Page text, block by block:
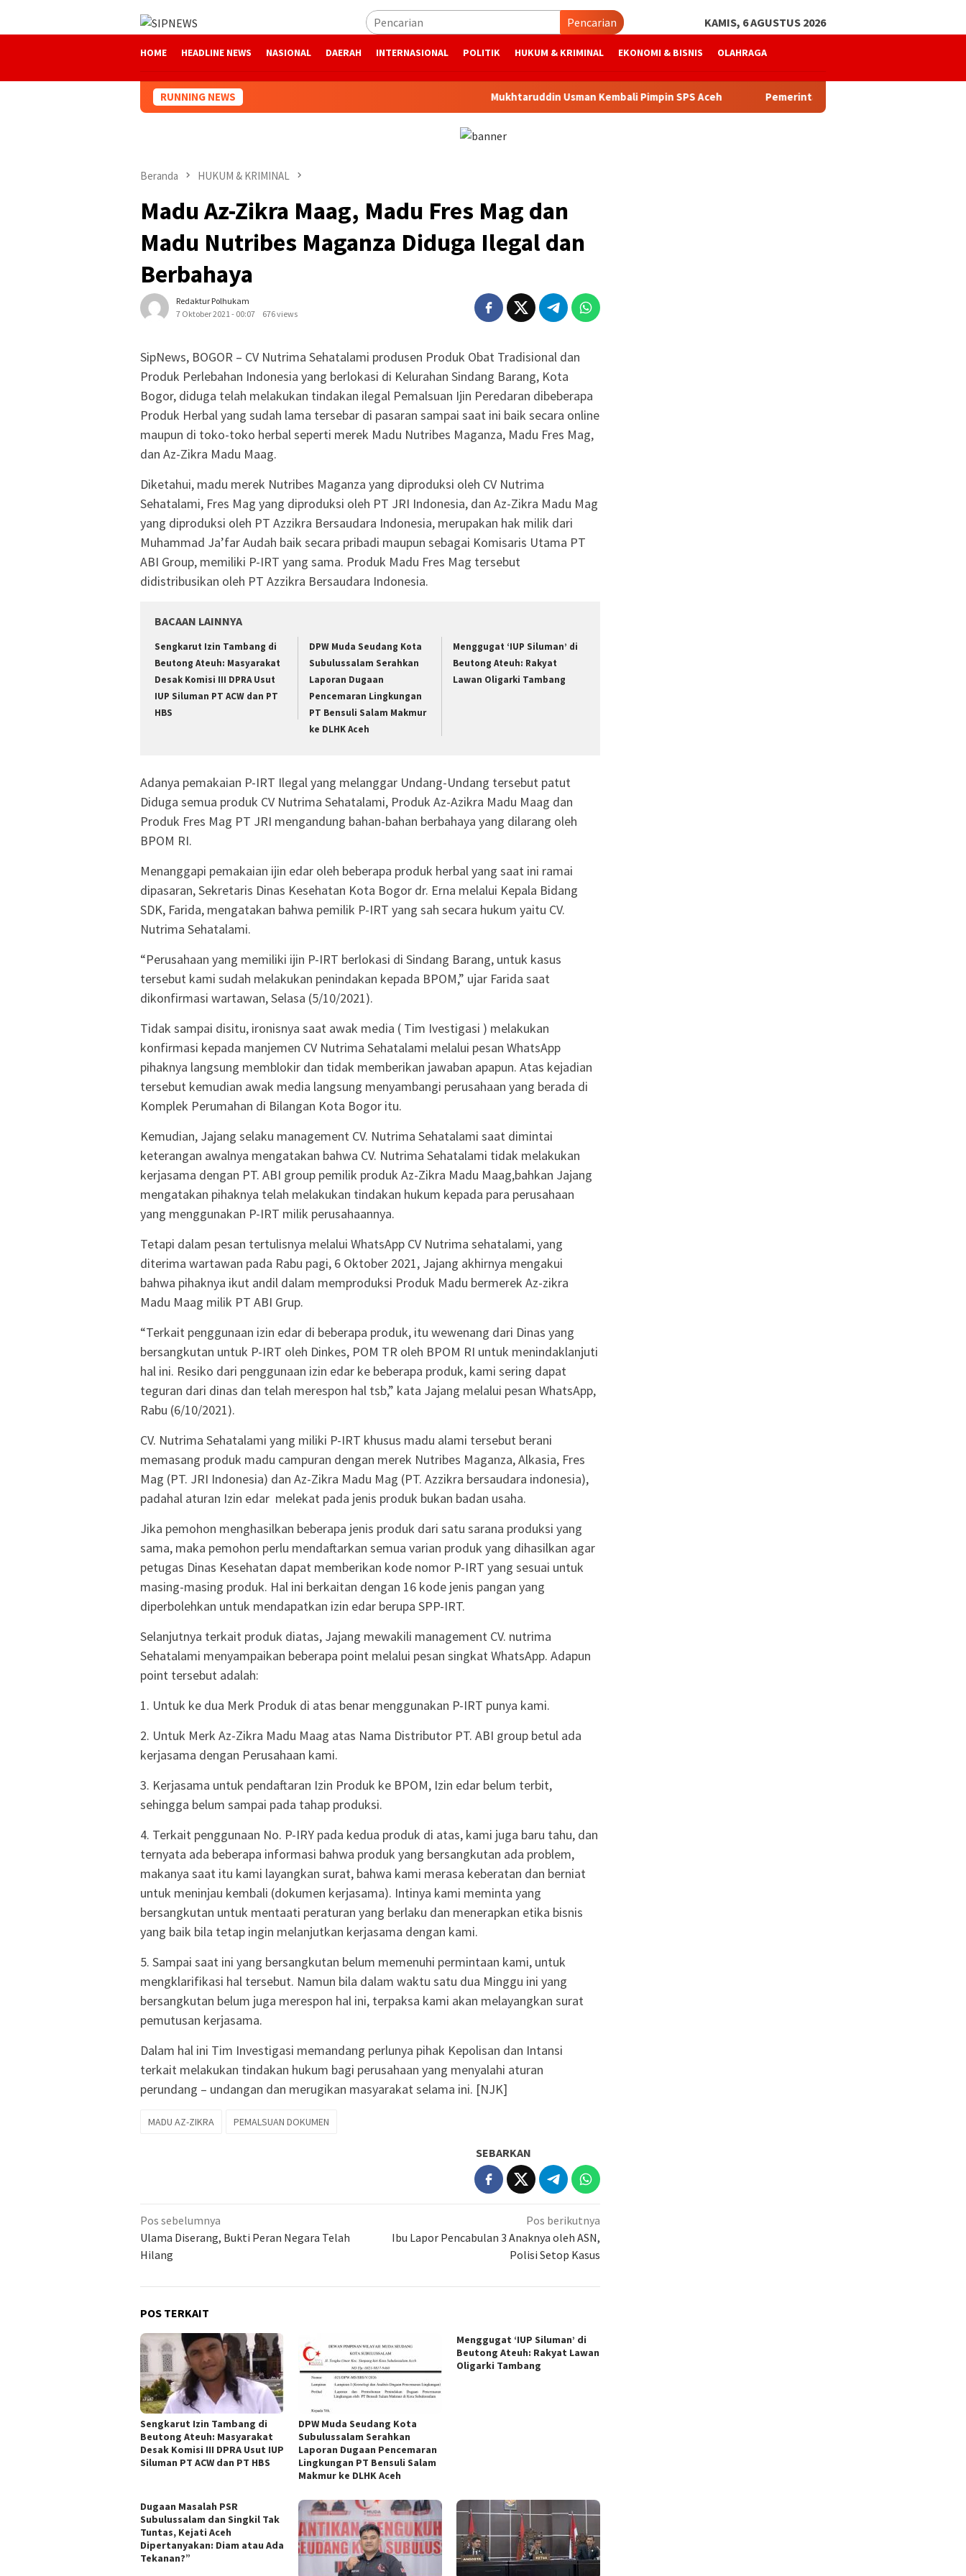
Pencarian KAMIS, 6 AGUSTUS 2026
HOME HEADLINE NEWS NASIONAL DAERAH INTERNASIONAL POLITIK HUKUM & KRIMINAL EKONOMI & BISNIS OLAHRAGA
RUNNING NEWS Mukhtaruddin Usman Kembali Pimpin SPS Aceh Pemerintah Aceh Telusuri Penyebab Kelangkaan
Beranda HUKUM & KRIMINAL
Madu Az-Zikra Maag, Madu Fres Mag dan
Madu Nutribes Maganza Diduga Ilegal dan
Berbahaya
Redaktur Polhukam
7 Oktober 2021 - 00:07
676 views
SipNews, BOGOR – CV Nutrima Sehatalami produsen Produk Obat Tradisional dan
Produk Perlebahan Indonesia yang berlokasi di Kelurahan Sindang Barang, Kota
Bogor, diduga telah melakukan tindakan ilegal Pemalsuan Ijin Peredaran dibeberapa
Produk Herbal yang sudah lama tersebar di pasaran sampai saat ini baik secara online
maupun di toko-toko herbal seperti merek Madu Nutribes Maganza, Madu Fres Mag,
dan Az-Zikra Madu Maag.
Diketahui, madu merek Nutribes Maganza yang diproduksi oleh CV Nutrima
Sehatalami, Fres Mag yang diproduksi oleh PT JRI Indonesia, dan Az-Zikra Madu Mag
yang diproduksi oleh PT Azzikra Bersaudara Indonesia, merupakan hak milik dari
Muhammad Ja’far Audah baik secara pribadi maupun sebagai Komisaris Utama PT
ABI Group, memiliki P-IRT yang sama. Produk Madu Fres Mag tersebut
didistribusikan oleh PT Azzikra Bersaudara Indonesia.
BACAAN LAINNYA
Sengkarut Izin Tambang di
Beutong Ateuh: Masyarakat
Desak Komisi III DPRA Usut
IUP Siluman PT ACW dan PT
HBS
DPW Muda Seudang Kota
Subulussalam Serahkan
Laporan Dugaan
Pencemaran Lingkungan
PT Bensuli Salam Makmur
ke DLHK Aceh
Menggugat ‘IUP Siluman’ di
Beutong Ateuh: Rakyat
Lawan Oligarki Tambang
Adanya pemakaian P-IRT Ilegal yang melanggar Undang-Undang tersebut patut
Diduga semua produk CV Nutrima Sehatalami, Produk Az-Azikra Madu Maag dan
Produk Fres Mag PT JRI mengandung bahan-bahan berbahaya yang dilarang oleh
BPOM RI.
Menanggapi pemakaian ijin edar oleh beberapa produk herbal yang saat ini ramai
dipasaran, Sekretaris Dinas Kesehatan Kota Bogor dr. Erna melalui Kepala Bidang
SDK, Farida, mengatakan bahwa pemilik P-IRT yang sah secara hukum yaitu CV.
Nutrima Sehatalami.
“Perusahaan yang memiliki ijin P-IRT berlokasi di Sindang Barang, untuk kasus
tersebut kami sudah melakukan penindakan kepada BPOM,” ujar Farida saat
dikonfirmasi wartawan, Selasa (5/10/2021).
Tidak sampai disitu, ironisnya saat awak media ( Tim Ivestigasi ) melakukan
konfirmasi kepada manjemen CV Nutrima Sehatalami melalui pesan WhatsApp
pihaknya langsung memblokir dan tidak memberikan jawaban apapun. Atas kejadian
tersebut kemudian awak media langsung menyambangi perusahaan yang berada di
Komplek Perumahan di Bilangan Kota Bogor itu.
Kemudian, Jajang selaku management CV. Nutrima Sehatalami saat dimintai
keterangan awalnya mengatakan bahwa CV. Nutrima Sehatalami tidak melakukan
kerjasama dengan PT. ABI group pemilik produk Az-Zikra Madu Maag,bahkan Jajang
mengatakan pihaknya telah melakukan tindakan hukum kepada para perusahaan
yang menggunakan P-IRT milik perusahaannya.
Tetapi dalam pesan tertulisnya melalui WhatsApp CV Nutrima sehatalami, yang
diterima wartawan pada Rabu pagi, 6 Oktober 2021, Jajang akhirnya mengakui
bahwa pihaknya ikut andil dalam memproduksi Produk Madu bermerek Az-zikra
Madu Maag milik PT ABI Grup.
“Terkait penggunaan izin edar di beberapa produk, itu wewenang dari Dinas yang
bersangkutan untuk P-IRT oleh Dinkes, POM TR oleh BPOM RI untuk menindaklanjuti
hal ini. Resiko dari penggunaan izin edar ke beberapa produk, kami sering dapat
teguran dari dinas dan telah merespon hal tsb,” kata Jajang melalui pesan WhatsApp,
Rabu (6/10/2021).
CV. Nutrima Sehatalami yang miliki P-IRT khusus madu alami tersebut berani
memasang produk madu campuran dengan merek Nutribes Maganza, Alkasia, Fres
Mag (PT. JRI Indonesia) dan Az-Zikra Madu Mag (PT. Azzikra bersaudara indonesia),
padahal aturan Izin edar melekat pada jenis produk bukan badan usaha.
Jika pemohon menghasilkan beberapa jenis produk dari satu sarana produksi yang
sama, maka pemohon perlu mendaftarkan semua varian produk yang dihasilkan agar
petugas Dinas Kesehatan dapat memberikan kode nomor P-IRT yang sesuai untuk
masing-masing produk. Hal ini berkaitan dengan 16 kode jenis pangan yang
diperbolehkan untuk mendapatkan izin edar berupa SPP-IRT.
Selanjutnya terkait produk diatas, Jajang mewakili management CV. nutrima
Sehatalami menyampaikan beberapa point melalui pesan singkat WhatsApp. Adapun
point tersebut adalah:
1. Untuk ke dua Merk Produk di atas benar menggunakan P-IRT punya kami.
2. Untuk Merk Az-Zikra Madu Maag atas Nama Distributor PT. ABI group betul ada
kerjasama dengan Perusahaan kami.
3. Kerjasama untuk pendaftaran Izin Produk ke BPOM, Izin edar belum terbit,
sehingga belum sampai pada tahap produksi.
4. Terkait penggunaan No. P-IRY pada kedua produk di atas, kami juga baru tahu, dan
ternyata ada beberapa informasi bahwa produk yang bersangkutan ada problem,
makanya saat itu kami layangkan surat, bahwa kami merasa keberatan dan berniat
untuk meninjau kembali (dokumen kerjasama). Intinya kami meminta yang
bersangkutan untuk mentaati peraturan yang berlaku dan menerapkan etika bisnis
yang baik bila tetap ingin melanjutkan kerjasama dengan kami.
5. Sampai saat ini yang bersangkutan belum memenuhi permintaan kami, untuk
mengklarifikasi hal tersebut. Namun bila dalam waktu satu dua Minggu ini yang
bersangkutan belum juga merespon hal ini, terpaksa kami akan melayangkan surat
pemutusan kerjasama.
Dalam hal ini Tim Investigasi memandang perlunya pihak Kepolisan dan Intansi
terkait melakukan tindakan hukum bagi perusahaan yang menyalahi aturan
perundang – undangan dan merugikan masyarakat selama ini. [NJK]
MADU AZ-ZIKRA PEMALSUAN DOKUMEN
SEBARKAN
Navigasi
pos
Pos sebelumnya
Ulama Diserang, Bukti Peran Negara Telah
Hilang
Pos berikutnya
Ibu Lapor Pencabulan 3 Anaknya oleh ASN,
Polisi Setop Kasus
POS TERKAIT
Sengkarut Izin Tambang di
Beutong Ateuh: Masyarakat
Desak Komisi III DPRA Usut IUP
Siluman PT ACW dan PT HBS
DPW Muda Seudang Kota
Subulussalam Serahkan
Laporan Dugaan Pencemaran
Lingkungan PT Bensuli Salam
Makmur ke DLHK Aceh
Menggugat ‘IUP Siluman’ di
Beutong Ateuh: Rakyat Lawan
Oligarki Tambang
Dugaan Masalah PSR
Subulussalam dan Singkil Tak
Tuntas, Kejati Aceh
Dipertanyakan: Diam atau Ada
Tekanan?”